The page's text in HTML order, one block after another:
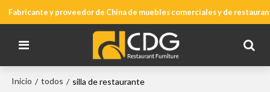
Fabricante y proveedor de China de muebles comerciales y de
Inicio / todos / silla de restaurante